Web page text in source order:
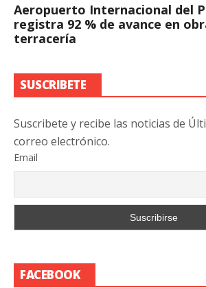
Aeropuerto Internacional del
registra 92 % de avance en
terracería
SUSCRIBETE
Suscribete y recibe las noticias de
correo electrónico.
Email
FACEBOOK